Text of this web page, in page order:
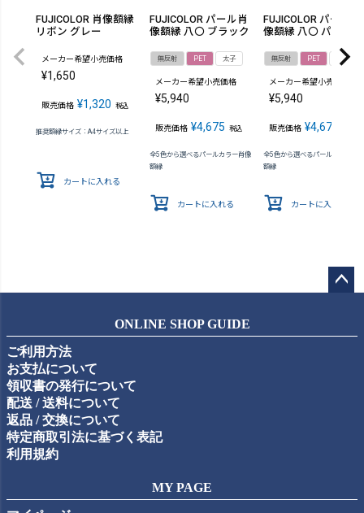
FUJICOLOR 肖像額縁
リボン グレー
メーカー希望小売価格
¥1,650
販売価格 ¥1,320 税込
推奨額縁サイズ：A4サイズ以上
カートに入れる
FUJICOLOR パール肖
像額縁 八〇 ブラック
無反射 PET 太子
メーカー希望小売価格
¥5,940
販売価格 ¥4,675 税込
全5色から選べるパールカラー肖像
額縁
カートに入れる
FUJICOLOR パール肖
像額縁 八〇 パープル
無反射 PET 太子
メーカー希望小売価格
¥5,940
販売価格 ¥4,675
全5色から選べるパールカラー肖像
額縁
カートに入れる
ップ
ONLINE SHOP GUIDE
ご利用方法
お支払について
領収書の発行について
配送 / 送料について
返品 / 交換について
特定商取引法に基づく表記
利用規約
MY PAGE